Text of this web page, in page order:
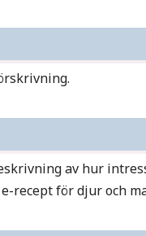
av hur
recept för djur och